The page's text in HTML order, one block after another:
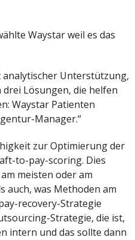
Waystar weil es das
Unterstützung,
Lösungen, die helfen
Waystar Patienten
Manager.“
zur Optimierung der
to-pay-scoring. Dies
meisten oder am
auch, was Methoden am
recovery-Strategie
Strategie, die ist,
intern und das sollte dann